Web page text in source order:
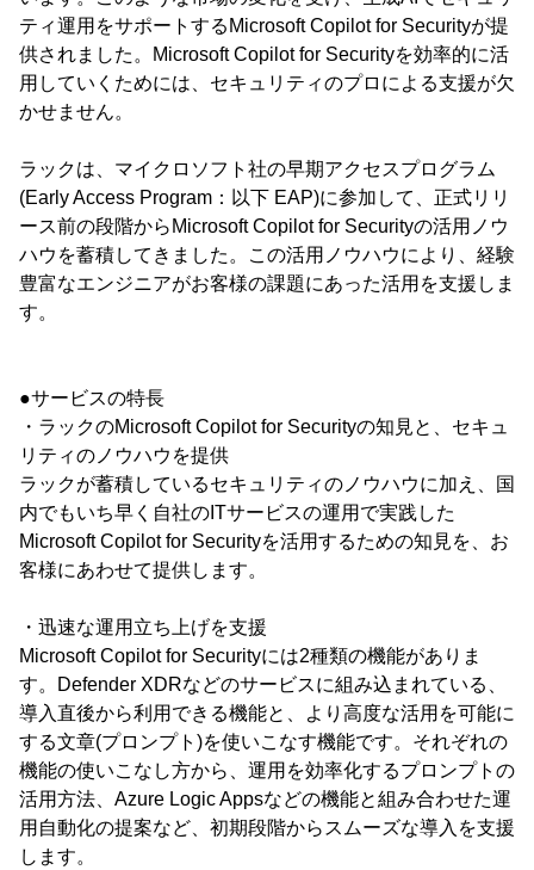
ティ運用をサポートするMicrosoft Copilot for Securityが提
供されました。Microsoft Copilot for Securityを効率的に活
用していくためには、セキュリティのプロによる支援が欠
かせません。
ラックは、マイクロソフト社の早期アクセスプログラム
(Early Access Program：以下 EAP)に参加して、正式リリ
ース前の段階からMicrosoft Copilot for Securityの活用ノウ
ハウを蓄積してきました。この活用ノウハウにより、経験
豊富なエンジニアがお客様の課題にあった活用を支援しま
す。
●サービスの特長
・ラックのMicrosoft Copilot for Securityの知見と、セキュ
リティのノウハウを提供
ラックが蓄積しているセキュリティのノウハウに加え、国
内でもいち早く自社のITサービスの運用で実践した
Microsoft Copilot for Securityを活用するための知見を、お
客様にあわせて提供します。
・迅速な運用立ち上げを支援
Microsoft Copilot for Securityには2種類の機能がありま
す。Defender XDRなどのサービスに組み込まれている、
導入直後から利用できる機能と、より高度な活用を可能に
する文章(プロンプト)を使いこなす機能です。それぞれの
機能の使いこなし方から、運用を効率化するプロンプトの
活用方法、Azure Logic Appsなどの機能と組み合わせた運
用自動化の提案など、初期段階からスムーズな導入を支援
します。